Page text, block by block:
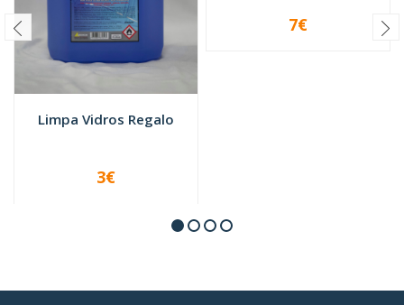
Limpa Vidros Regalo
VER OPÇÕES
3€
+
7€